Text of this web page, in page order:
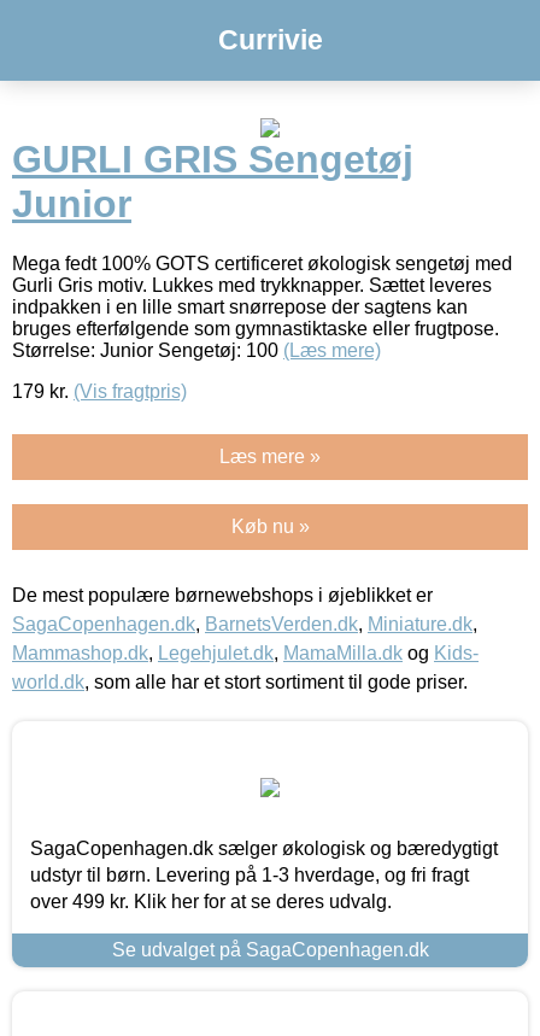
Currivie
GURLI GRIS Sengetøj
Junior
Mega fedt 100% GOTS certificeret økologisk sengetøj med
Gurli Gris motiv. Lukkes med trykknapper. Sættet leveres
indpakken i en lille smart snørrepose der sagtens kan
bruges efterfølgende som gymnastiktaske eller frugtpose.
Størrelse: Junior Sengetøj: 100 (Læs mere)
179 kr. (Vis fragtpris)
Læs mere »
Køb nu »
De mest populære børnewebshops i øjeblikket er
SagaCopenhagen.dk, BarnetsVerden.dk, Miniature.dk,
Mammashop.dk, Legehjulet.dk, MamaMilla.dk og Kids-
world.dk, som alle har et stort sortiment til gode priser.
SagaCopenhagen.dk sælger økologisk og bæredygtigt
udstyr til børn. Levering på 1-3 hverdage, og fri fragt
over 499 kr. Klik her for at se deres udvalg.
Se udvalget på SagaCopenhagen.dk